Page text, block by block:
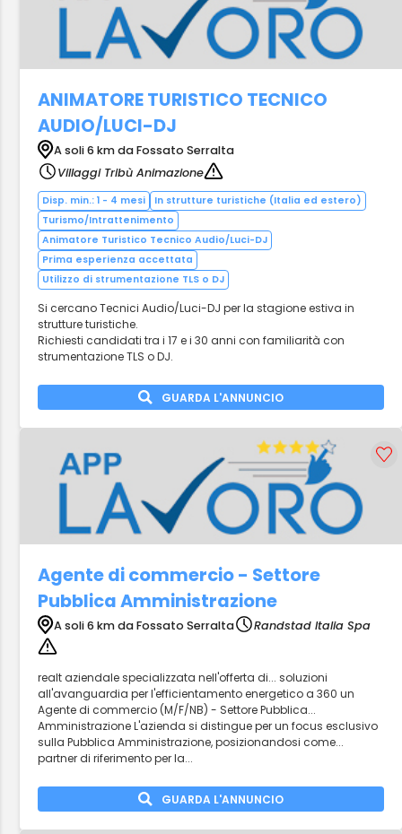
ANIMATORE TURISTICO TECNICO
AUDIO/LUCI-DJ
A soli 6 km da Fossato Serralta
Villaggi Tribù Animazione
Disp. min.: 1 - 4 mesi
In strutture turistiche (Italia ed estero)
Turismo/Intrattenimento
Animatore Turistico Tecnico Audio/Luci-DJ
Prima esperienza accettata
Utilizzo di strumentazione TLS o DJ
Si cercano Tecnici Audio/Luci-DJ per la stagione estiva in
strutture turistiche.
Richiesti candidati tra i 17 e i 30 anni con familiarità con
strumentazione TLS o DJ.
GUARDA L'ANNUNCIO
Agente di commercio - Settore
Pubblica Amministrazione
A soli 6 km da Fossato Serralta Randstad Italia Spa
realt aziendale specializzata nell'offerta di... soluzioni
all'avanguardia per l'efficientamento energetico a 360 un
Agente di commercio (M/F/NB) - Settore Pubblica...
Amministrazione L'azienda si distingue per un focus esclusivo
sulla Pubblica Amministrazione, posizionandosi come...
partner di riferimento per la...
GUARDA L'ANNUNCIO